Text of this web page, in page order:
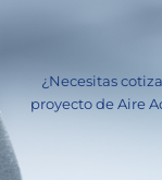
¿Necesitas
proyecto de Aire